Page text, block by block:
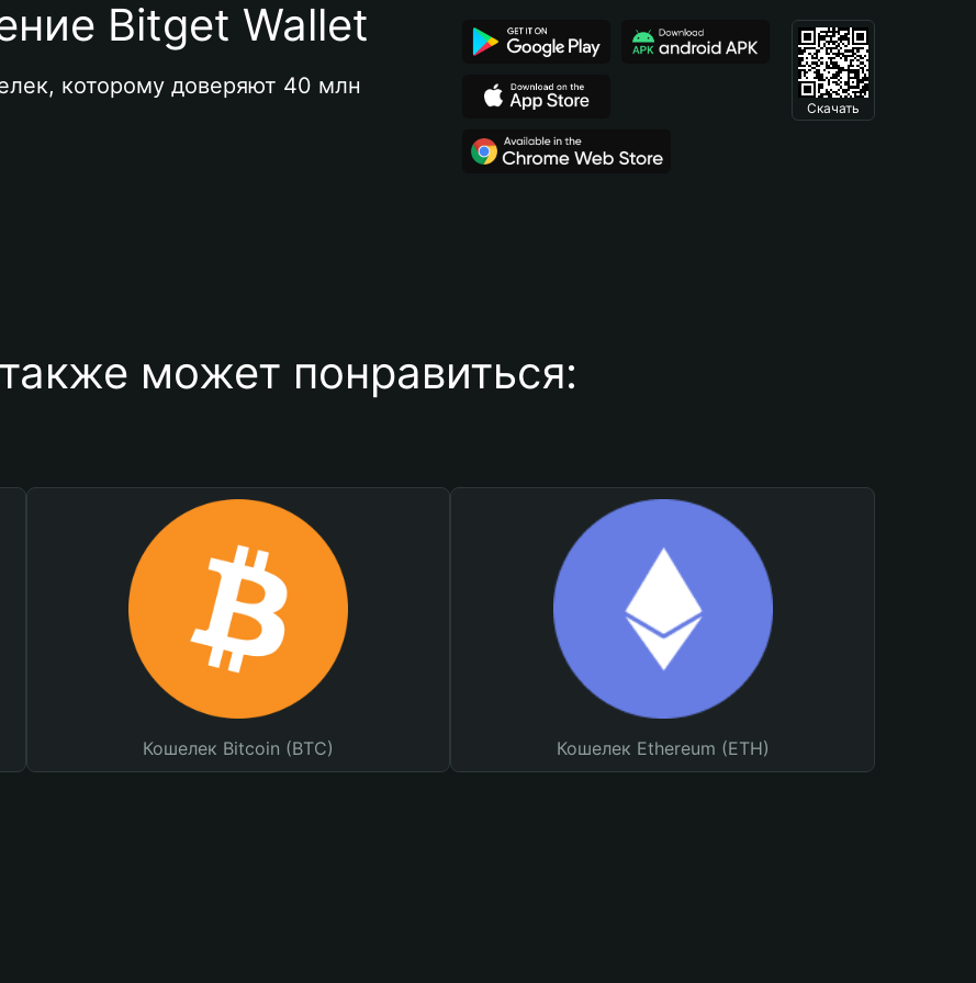
Bitget Wallet
которому доверяют 40 млн
Скачать
может понравиться:
Кошелек Bitcoin (BTC) Кошелек Ethereum (ETH)